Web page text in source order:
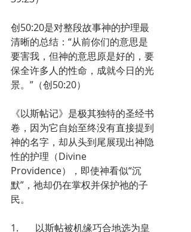
创50:20是对整段故事神的护理最
清晰的总结：“从前你们的意思是
要害我，但神的意思原是好的，要
保全许多人的性命，成就今日的光
景。”（创50:20）
《以斯帖记》是极其独特的圣经书
卷，因为它自始至终没有直接提到
神的名字，却从头到尾展现出神隐
性的护理（Divine
Providence），即使神看似“沉
默”，祂却仍在掌权并保护祂的子
民。
1.       以斯帖被机缘巧合地选为皇